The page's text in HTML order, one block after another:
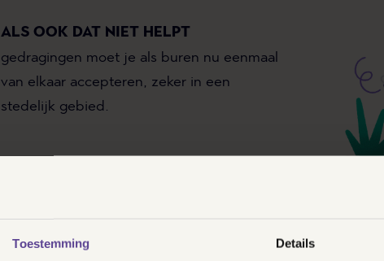
Toestemming Details
ALS OOK DAT NIET HELPT
gedragingen moet je als buren nu eenmaal
van elkaar accepteren, zeker in een
stedelijk gebied.
hinder is dus niet genoeg. Deze hinder